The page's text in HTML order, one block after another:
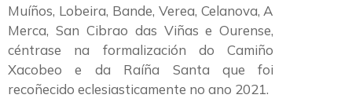
Muíños, Lobeira, Bande, Verea, Celanova, A
Merca, San Cibrao das Viñas e Ourense,
céntrase na formalización do Camiño
Xacobeo e da Raíña Santa que foi
recoñecido eclesiasticamente no ano 2021.